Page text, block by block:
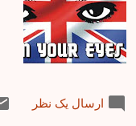
ارسال یک نظر